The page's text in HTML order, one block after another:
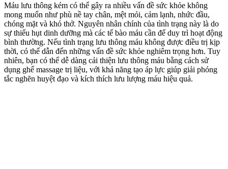
Máu lưu thông kém có thể gây ra nhiều vấn đề sức khỏe không
mong muốn như phù nề tay chân, mệt mỏi, cảm lạnh, nhức đầu,
chóng mặt và khó thở. Nguyên nhân chính của tình trạng này là do
sự thiếu hụt dinh dưỡng mà các tế bào máu cần để duy trì hoạt động
bình thường. Nếu tình trạng lưu thông máu không được điều trị kịp
thời, có thể dẫn đến những vấn đề sức khỏe nghiêm trọng hơn. Tuy
nhiên, bạn có thể dễ dàng cải thiện lưu thông máu bằng cách sử
dụng ghế massage trị liệu, với khả năng tạo áp lực giúp giải phóng
tắc nghẽn huyệt đạo và kích thích lưu lượng máu hiệu quả.